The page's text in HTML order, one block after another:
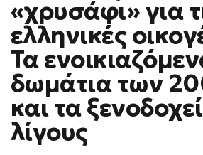
ΓΙΑ
ΤΙΣ
ΕΛΛΗΝΙΚΈΣ
ΟΙΚΟΓΈΝΕΙΕΣ
–
ΤΑ
ΔΩΜΆΤΙΑ
ΤΩΝ
200
ΕΥΡΏ
«χρυσάφι» για
ελληνικές
Τα
δωμάτια των
και τα
λίγους